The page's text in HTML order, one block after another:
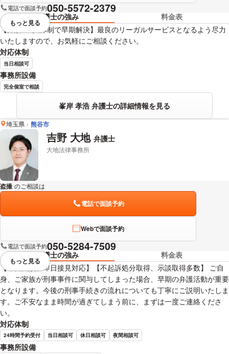
電話で面談予約050-5572-2379
弁護士の強み
料金表
【弁護士2人体制で早期解決】最良のリーガルサービスとなるよう尽力
いたしますので、お気軽にご相談ください。
対応体制
当日相談可
事務所設備
完全個室で相談
峯岸 孝浩 弁護士の詳細情報を見る
視覚的に省略されている要素を
もっと見る
埼玉県 熊谷市
吉野 大地 弁護士
大地法律事務所
盗撮 のご相談は
電話で面談予約
Webで面談予約
電話で面談予約050-5284-7509
弁護士の強み
料金表
【即日面談、即日接見対応】【不起訴処分取得、示談取得多数】 ご自
身、ご家族が刑事事件に関与してしまった場合、早期の弁護活動が重要
となります。今後の刑事手続きの流れについても丁寧にご説明いたしま
す。ご不安なまま時間が過ぎてしまう前に、まずは一度ご連絡くださ
い。
対応体制
24時間予約受付 当日相談可 休日相談可 夜間相談可
事務所設備
視覚的に省略されている要素を
もっと見る